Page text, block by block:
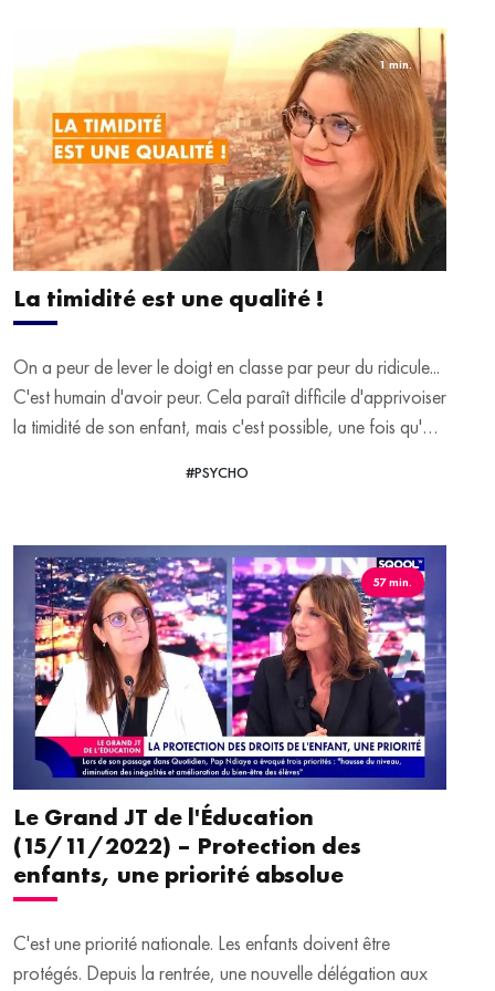
1 min.
La timidité est une qualité !
On a peur de lever le doigt en classe par peur du ridicule...
C'est humain d'avoir peur. Cela paraît difficile d'apprivoiser
la timidité de son enfant, mais c'est possible, une fois qu'on
Emma Guessel en dit plus dans sa chronique.
#PSYCHO
57 min.
Le Grand JT de l'Éducation
(15/11/2022) – Protection des
enfants, une priorité absolue
C'est une priorité nationale. Les enfants doivent être
protégés. Depuis la rentrée, une nouvelle délégation aux